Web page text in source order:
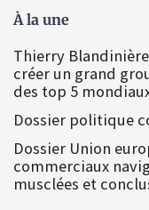
À la une
Thierry
créer un grand
des top 5
Dossier politique
Dossier Union
commerciaux
musclées et